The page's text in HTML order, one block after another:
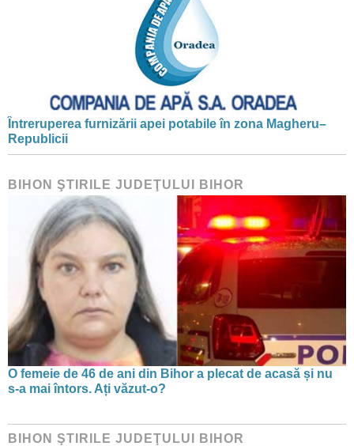
Întreruperea furnizării apei potabile în zona Magheru–
Republicii
BIHON ŞTIRILE JUDEŢULUI BIHOR
O femeie de 46 de ani din Bihor a plecat de acasă și nu
s-a mai întors. Ați văzut-o?
BIHON ŞTIRILE JUDEŢULUI BIHOR